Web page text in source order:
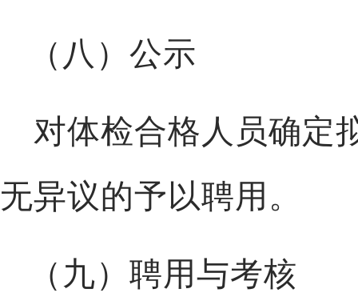
（八）公示
对体检合格人员确定
无异议的予以聘用。
（九）聘用与考核